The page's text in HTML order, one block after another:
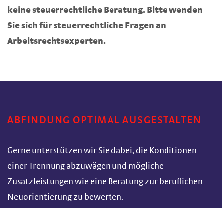
keine steuerrechtliche Beratung. Bitte wenden
Sie sich für steuerrechtliche Fragen an
Arbeitsrechtsexperten.
ABFINDUNG OPTIMAL AUSGESTALTEN
Gerne unterstützen wir Sie dabei, die Konditionen
einer Trennung abzuwägen und mögliche
Zusatzleistungen wie eine Beratung zur beruflichen
Neuorientierung zu bewerten.